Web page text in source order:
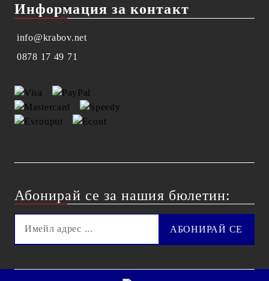
Информация за контакт
info@krabov.net
0878 17 49 71
Абонирай се за нашия бюлетин: